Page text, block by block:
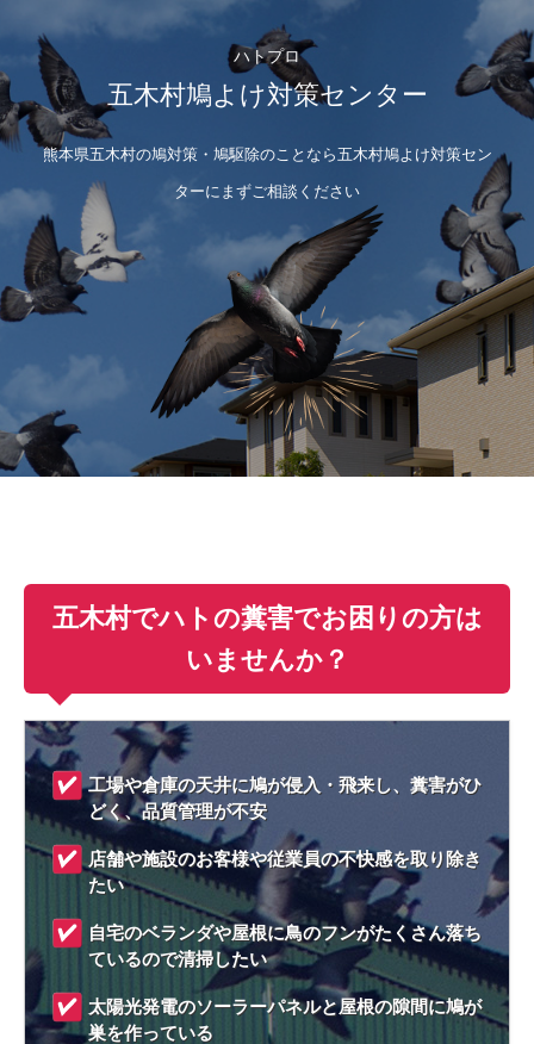
ハトプロ
五木村鳩よけ対策センター
熊本県五木村の鳩対策・鳩駆除のことなら五木村鳩よけ対策セン
ターにまずご相談ください
五木村でハトの糞害でお困りの方は
いませんか？
工場や倉庫の天井に鳩が侵入・飛来し、糞害がひ
どく、品質管理が不安
店舗や施設のお客様や従業員の不快感を取り除き
たい
自宅のベランダや屋根に鳥のフンがたくさん落ち
ているので清掃したい
太陽光発電のソーラーパネルと屋根の隙間に鳩が
巣を作っている